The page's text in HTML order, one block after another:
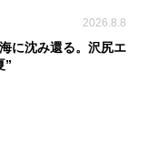
2026.8.8
に沈み還る。沢尻エ
”